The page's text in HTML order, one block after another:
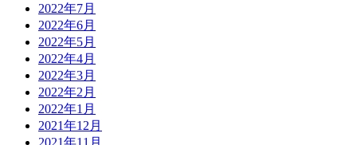
2022年7月
2022年6月
2022年5月
2022年4月
2022年3月
2022年2月
2022年1月
2021年12月